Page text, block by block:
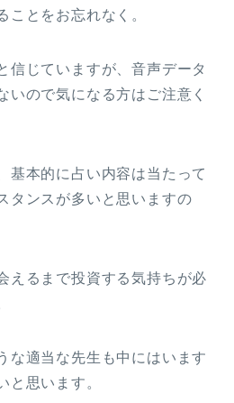
ことをお忘れなく。
信じていますが、音声データ
いので気になる方はご注意く
基本的に占い内容は当たって
タンスが多いと思いますの
えるまで投資する気持ちが必
な適当な先生も中にはいます
と思います。